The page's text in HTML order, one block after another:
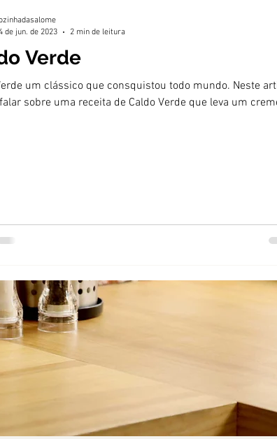
Verde
um clássico que consquistou todo mundo. Neste
sobre uma receita de Caldo Verde que leva um
de jun. de 2023
2 min de leitura